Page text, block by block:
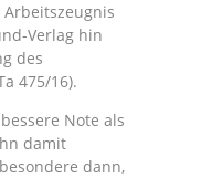
Verlag hin
des
475/16).
Note als
damit
dann,